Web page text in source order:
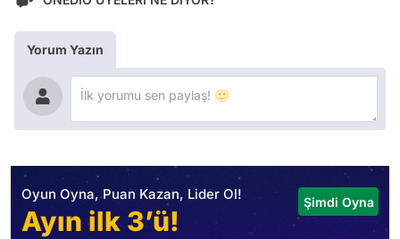
Yorum Yazın
Oyun Oyna, Puan Kazan, Lider Ol!
Ayın ilk 3’ü!
Şimdi Oyna